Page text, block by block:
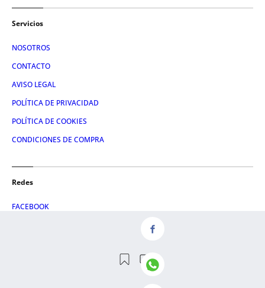
Servicios
NOSOTROS
CONTACTO
AVISO LEGAL
POLÍTICA DE PRIVACIDAD
POLÍTICA DE COOKIES
CONDICIONES DE COMPRA
Redes
FACEBOOK